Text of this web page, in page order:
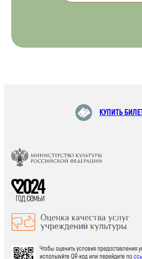
КУПИТЬ
Чтобы оценить условия предоставления
используйте QR-код или перейдите по